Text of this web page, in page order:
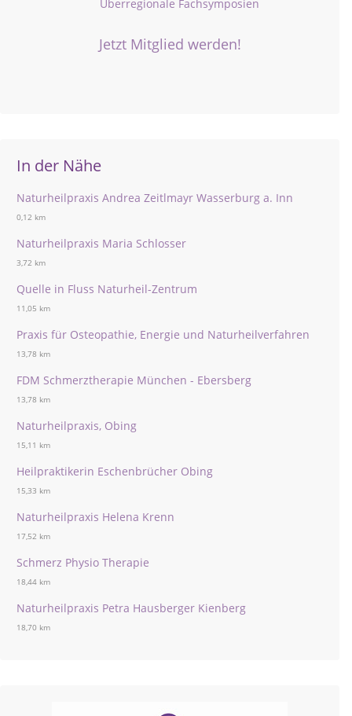
Überregionale Fachsymposien
Jetzt Mitglied werden!
In der Nähe
Naturheilpraxis Andrea Zeitlmayr Wasserburg a. Inn
0,12 km
Naturheilpraxis Maria Schlosser
3,72 km
Quelle in Fluss Naturheil-Zentrum
11,05 km
Praxis für Osteopathie, Energie und Naturheilverfahren
13,78 km
FDM Schmerztherapie München - Ebersberg
13,78 km
Naturheilpraxis, Obing
15,11 km
Heilpraktikerin Eschenbrücher Obing
15,33 km
Naturheilpraxis Helena Krenn
17,52 km
Schmerz Physio Therapie
18,44 km
Naturheilpraxis Petra Hausberger Kienberg
18,70 km